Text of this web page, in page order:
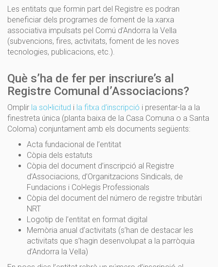
Les entitats que formin part del Registre es podran
beneficiar dels programes de foment de la xarxa
associativa impulsats pel Comú d’Andorra la Vella
(subvencions, fires, activitats, foment de les noves
tecnologies, publicacions, etc.).
Què s’ha de fer per inscriure’s al
Registre Comunal d’Associacions?
Omplir la sol•licitud i la fitxa d’inscripció i presentar-la a la
finestreta única (planta baixa de la Casa Comuna o a Santa
Coloma) conjuntament amb els documents següents:
Acta fundacional de l’entitat
Còpia dels estatuts
Còpia del document d’inscripció al Registre
d’Associacions, d’Organitzacions Sindicals, de
Fundacions i Col•legis Professionals
Còpia del document del número de registre tributàri
NRT
Logotip de l’entitat en format digital
Memòria anual d’activitats (s’han de destacar les
activitats que s’hagin desenvolupat a la parròquia
d’Andorra la Vella)